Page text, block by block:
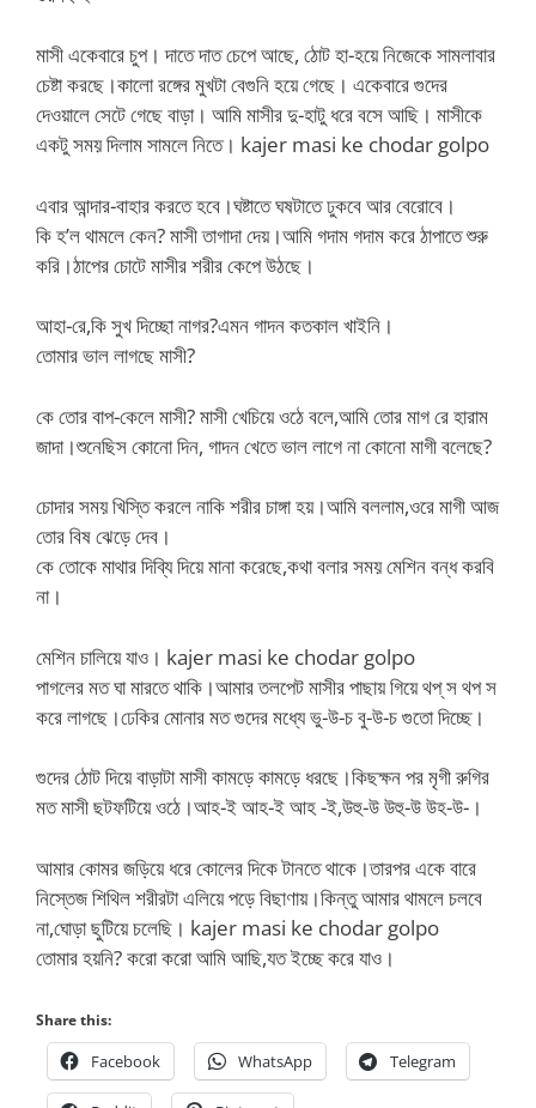
মাসী একেবারে চুপ। দাতে দাত চেপে আছে, ঠোট হা-হয়ে নিজেকে সামলাবার
চেষ্টা করছে।কালো রঙ্গের মুখটা বেগুনি হয়ে গেছে। একেবারে গুদের
দেওয়ালে সেটে গেছে বাড়া। আমি মাসীর দু-হাটু ধরে বসে আছি। মাসীকে
একটু সময় দিলাম সামলে নিতে। kajer masi ke chodar golpo
এবার আন্দার-বাহার করতে হবে।ঘষ্টাতে ঘষটাতে ঢুকবে আর বেরোবে।
কি হ’ল থামলে কেন? মাসী তাগাদা দেয়।আমি গদাম গদাম করে ঠাপাতে শুরু
করি।ঠাপের চোটে মাসীর শরীর কেপে উঠছে।
আহা-রে,কি সুখ দিচ্ছো নাগর?এমন গাদন কতকাল খাইনি।
তোমার ভাল লাগছে মাসী?
কে তোর বাপ-কেলে মাসী? মাসী খেচিয়ে ওঠে বলে,আমি তোর মাগ রে হারাম
জাদা।শুনেছিস কোনো দিন, গাদন খেতে ভাল লাগে না কোনো মাগী বলেছে?
চোদার সময় খিস্তি করলে নাকি শরীর চাঙ্গা হয়।আমি বললাম,ওরে মাগী আজ
তোর বিষ ঝেড়ে দেব।
কে তোকে মাথার দিব্যি দিয়ে মানা করেছে,কথা বলার সময় মেশিন বন্ধ করবি
না।
মেশিন চালিয়ে যাও। kajer masi ke chodar golpo
পাগলের মত ঘা মারতে থাকি।আমার তলপেট মাসীর পাছায় গিয়ে থপ্ স থপ স
করে লাগছে।ঢেকির মোনার মত গুদের মধ্যে ভু-উ-চ বু-উ-চ গুতো দিচ্ছে।
গুদের ঠোট দিয়ে বাড়াটা মাসী কামড়ে কামড়ে ধরছে।কিছক্ষন পর মৃগী রুগির
মত মাসী ছটফটিয়ে ওঠে।আহ-ই আহ-ই আহ -ই,উহু-উ উহু-উ উহ-উ-।
আমার কোমর জড়িয়ে ধরে কোলের দিকে টানতে থাকে।তারপর একে বারে
নিস্তেজ শিথিল শরীরটা এলিয়ে পড়ে বিছাণায়।কিন্তু আমার থামলে চলবে
না,ঘোড়া ছুটিয়ে চলেছি। kajer masi ke chodar golpo
তোমার হয়নি? করো করো আমি আছি,যত ইচ্ছে করে যাও।
Share this:
Facebook WhatsApp Telegram